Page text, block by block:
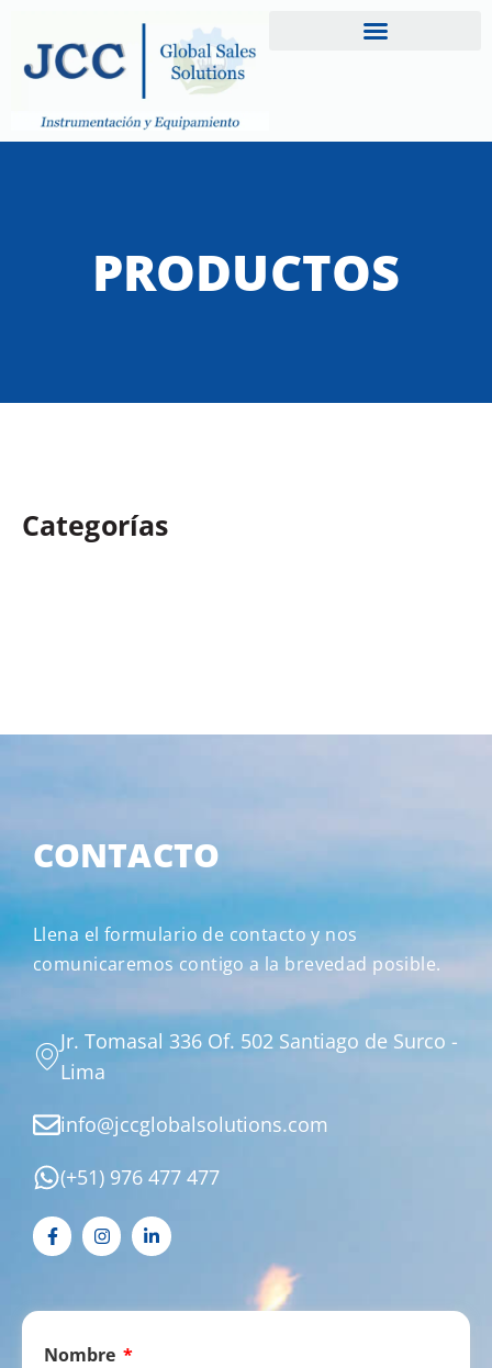
PRODUCTOS
Categorías
CONTACTO
Llena el formulario de contacto y nos
comunicaremos contigo a la brevedad posible.
Jr. Tomasal 336 Of. 502 Santiago de Surco -
Lima
info@jccglobalsolutions.com
(+51) 976 477 477
Nombre